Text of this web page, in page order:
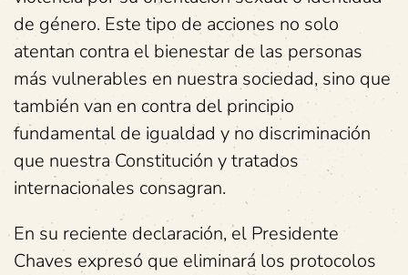
de género. Este tipo de acciones no solo
atentan contra el bienestar de las personas
más vulnerables en nuestra sociedad, sino que
también van en contra del principio
fundamental de igualdad y no discriminación
que nuestra Constitución y tratados
internacionales consagran.
En su reciente declaración, el Presidente
Chaves expresó que eliminará los protocolos